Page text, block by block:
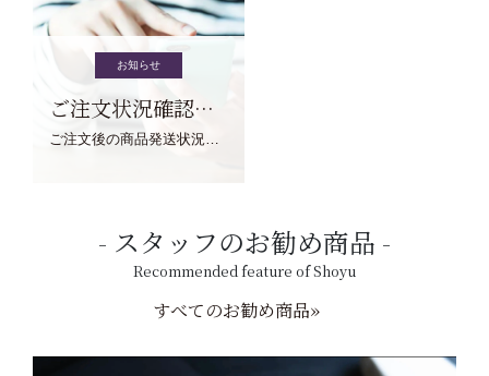
お知らせ
ご注文状況確認について
ご注文後の商品発送状況については、こちらからご確認くださいませ。
スタッフのお勧め商品
Recommended feature of Shoyu
すべてのお勧め商品»